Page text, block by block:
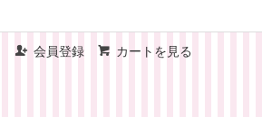
会員登録 カートを見る